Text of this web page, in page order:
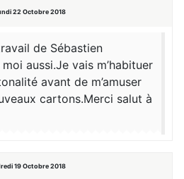
22 Octobre 2018
de Sébastien
aussi.Je vais m’habituer
avant de m’amuser
cartons.Merci salut à
19 Octobre 2018